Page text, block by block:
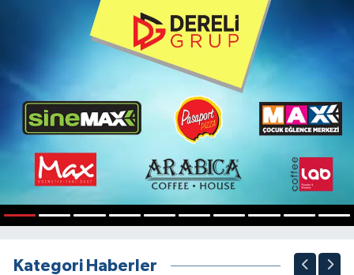
Kategori Haberler